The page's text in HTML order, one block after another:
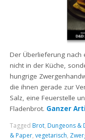
Der Überlieferung nach
nicht in der Küche,
hungrige
die ihnen gerade zur
Salz, eine Feuerstelle
Fladenbrot. Ganzer
Tagged Brot, Dungeons &
& Paper,vegetarisch,